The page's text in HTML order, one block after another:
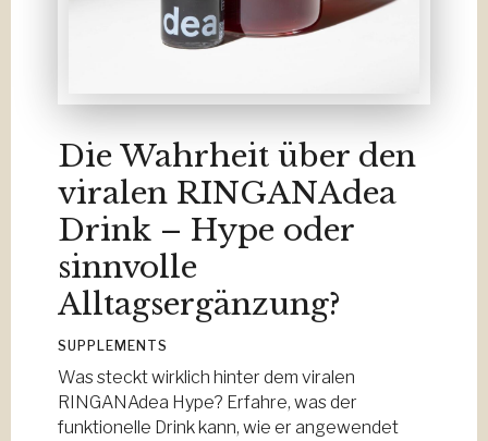
Die Wahrheit über den
viralen RINGANAdea
Drink – Hype oder
sinnvolle
Alltagsergänzung?
SUPPLEMENTS
Was steckt wirklich hinter dem viralen
RINGANAdea Hype? Erfahre, was der
funktionelle Drink kann, wie er angewendet